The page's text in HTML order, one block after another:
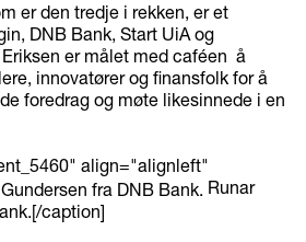
er den tredje i rekken, er et
DNB Bank, Start UiA og
er målet med caféen å
innovatører og finansfolk for å
foredrag og møte likesinnede i en
align="alignleft"
Runar
caption]